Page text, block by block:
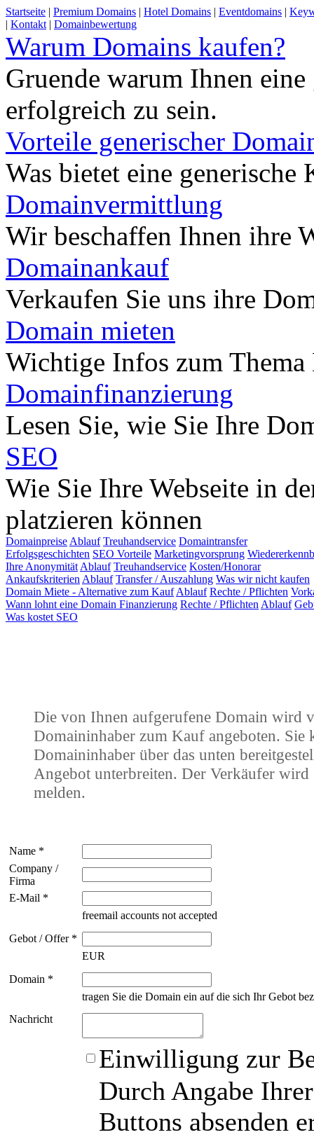
Startseite | Premium Domains | Hotel Domains | Eventdomains |
| Kontakt | Domainbewertung
Warum Domains kaufen?
Gruende warum Ihnen
erfolgreich zu sein.
Vorteile generischer
Was bietet eine
Domainvermittlung
Wir beschaffen Ihnen ihre
Domainankauf
Verkaufen Sie uns ihre
Domain mieten
Wichtige Infos zum
Domainfinanzierung
Lesen Sie, wie Sie Ihre
SEO
Wie Sie Ihre Webseite in
platzieren können
Domainpreise Ablauf Treuhandservice Domaintransfer
Erfolgsgeschichten SEO Vorteile Marketingvorsprung
Ihre Anonymität Ablauf Treuhandservice Kosten/Honorar
Ankaufskriterien Ablauf Transfer / Auszahlung Was wir nicht kaufen
Domain Miete - Alternative zum Kauf Ablauf Rechte / Pflichten
Wann lohnt eine Domain Finanzierung Rechte / Pflichten Ablauf
Was kostet SEO
Die von Ihnen aufgerufene Domain wird
Domaininhaber zum Kauf angeboten. Sie
Domaininhaber über das unten
Angebot unterbreiten. Der Verkäufer wird
melden.
Name *
Company /
Firma
E-Mail *
freemail accounts not accepted
Gebot / Offer *
EUR
Domain *
tragen Sie die Domain ein auf die sich Ihr Gebot
Nachricht
Einwilligung zur
Durch Angabe
Buttons absenden